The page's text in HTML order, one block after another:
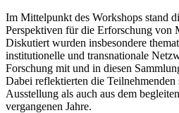
Im Mittelpunkt des Workshops stand
Perspektiven für die Erforschung von
Diskutiert wurden insbesondere
institutionelle und transnationale
Forschung mit und in diesen
Dabei reflektierten die
Ausstellung als auch aus dem
vergangenen Jahre.